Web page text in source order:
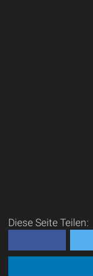
Diese Seite Teilen: